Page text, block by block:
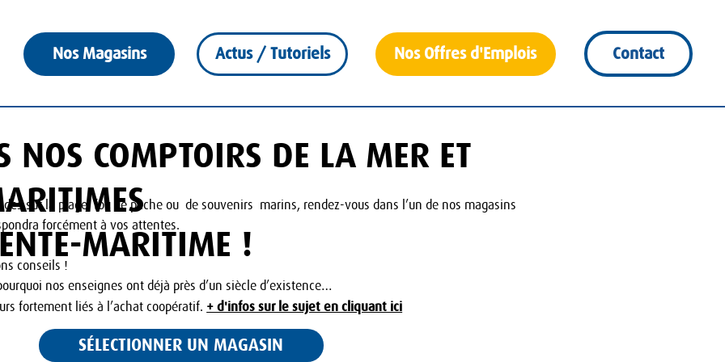
Nos Magasins Actus / Tutoriels Nos Offres d'Emplois Contact
NOS COMPTOIRS DE LA MER ET
MARITIME !
sur la plage, fou de pêche ou de souvenirs marins, rendez-vous dans l’un de nos magasins
forcément à vos attentes.
conseils !
nos enseignes ont déjà près d’un siècle d’existence…
fortement liés à l’achat coopératif. + d'infos sur le sujet en cliquant ici
SÉLECTIONNER UN MAGASIN